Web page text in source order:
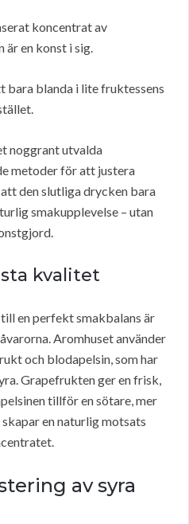
koncentrat av
en konst i sig.
bara blanda i lite fruktessens
noggrant utvalda
metoder för att justera
den slutliga drycken bara
smakupplevelse – utan
kvalitet
en perfekt smakbalans är
Aromhuset använder
och blodapelsin, som har
Grapefrukten ger en frisk,
tillför en sötare, mer
en naturlig motsats
av syra